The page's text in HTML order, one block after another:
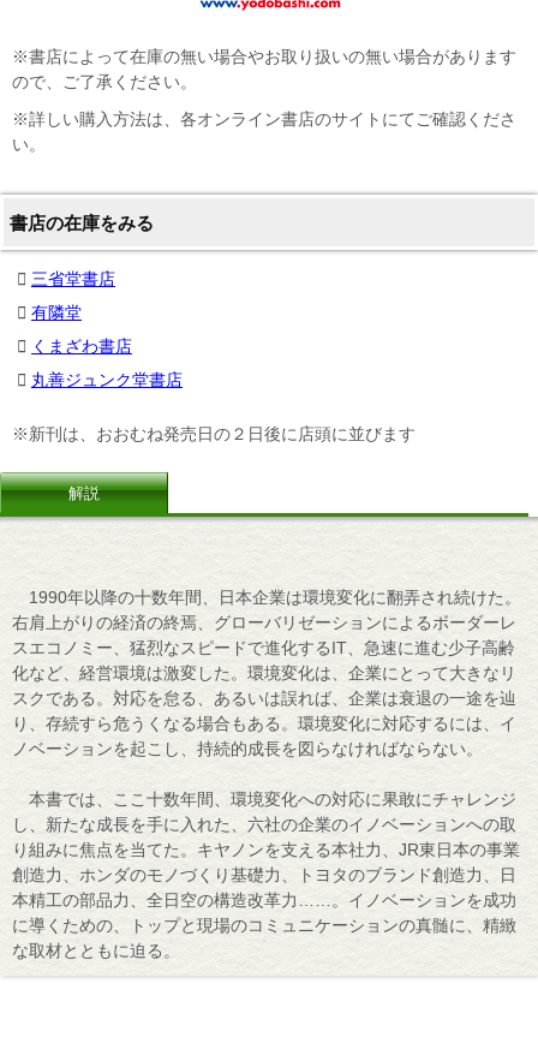
※書店によって在庫の無い場合やお取り扱いの無い場合があります
ので、ご了承ください。
※詳しい購入方法は、各オンライン書店のサイトにてご確認くださ
い。
書店の在庫をみる
三省堂書店
有隣堂
くまざわ書店
丸善ジュンク堂書店
※新刊は、おおむね発売日の２日後に店頭に並びます
解説
1990年以降の十数年間、日本企業は環境変化に翻弄され続けた。
右肩上がりの経済の終焉、グローバリゼーションによるボーダーレ
スエコノミー、猛烈なスピードで進化するIT、急速に進む少子高齢
化など、経営環境は激変した。環境変化は、企業にとって大きなリ
スクである。対応を怠る、あるいは誤れば、企業は衰退の一途を辿
り、存続すら危うくなる場合もある。環境変化に対応するには、イ
ノベーションを起こし、持続的成長を図らなければならない。
本書では、ここ十数年間、環境変化への対応に果敢にチャレンジ
し、新たな成長を手に入れた、六社の企業のイノベーションへの取
り組みに焦点を当てた。キヤノンを支える本社力、JR東日本の事業
創造力、ホンダのモノづくり基礎力、トヨタのブランド創造力、日
本精工の部品力、全日空の構造改革力……。イノベーションを成功
に導くための、トップと現場のコミュニケーションの真髄に、精緻
な取材とともに迫る。